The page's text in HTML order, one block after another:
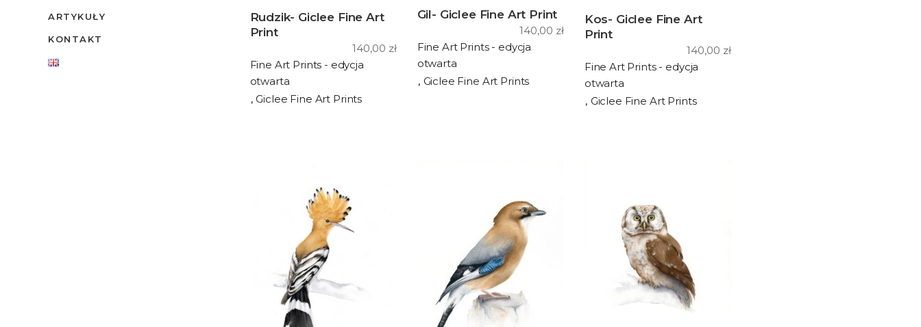
ARTYKUŁY
KONTAKT
Rudzik- Giclee Fine Art
Print
140,00 zł
Fine Art Prints - edycja
otwarta
Giclee Fine Art Prints
Gil- Giclee Fine Art Print
140,00 zł
Fine Art Prints - edycja
otwarta
Giclee Fine Art Prints
Kos- Giclee Fine Art
Print
140,00 zł
Fine Art Prints - edycja
otwarta
Giclee Fine Art Prints